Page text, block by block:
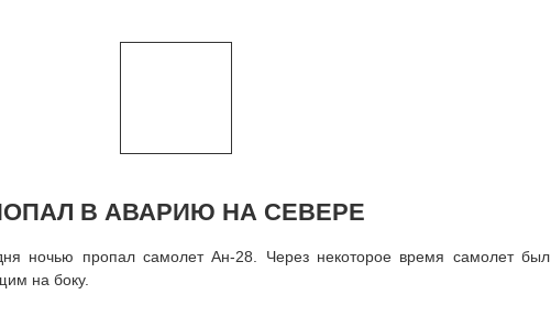
В АВАРИЮ НА СЕВЕРЕ
ночью пропал самолет Ан-28. Через некоторое время самолет был
на боку.